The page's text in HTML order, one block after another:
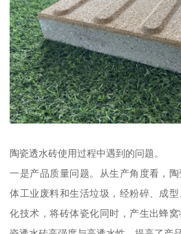
陶瓷透水砖使用过程中遇到的问题。
一是产品质量问题。从生产角度看，
体工业废料和生活垃圾，经粉碎、成
化技术，将砖体瓷化同时，产生出蜂